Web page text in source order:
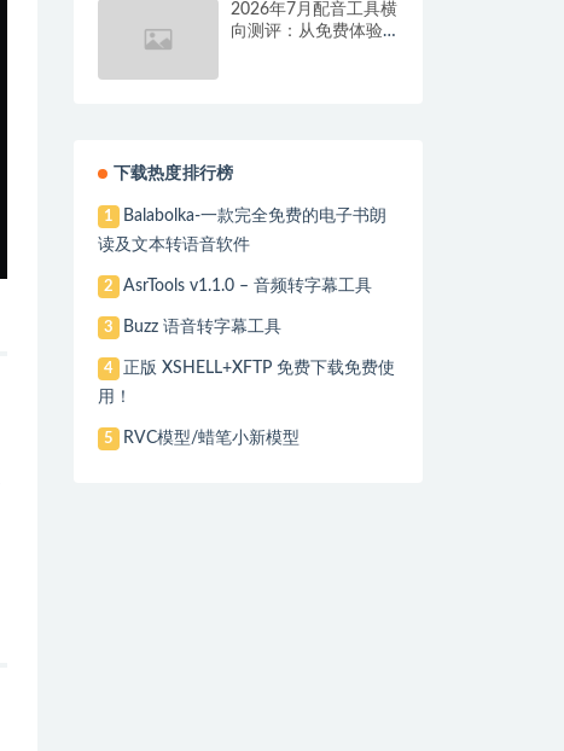
2026年7月配音工具横
向测评：从免费体验
下载热度排行榜
1
Balabolka-一款完全免费的电子书朗
读及文本转语音软件
2 AsrTools v1.1.0 – 音频转字幕工具
3 Buzz 语音转字幕工具
4
正版 XSHELL+XFTP 免费下载免费使
用！
5 RVC模型/蜡笔小新模型